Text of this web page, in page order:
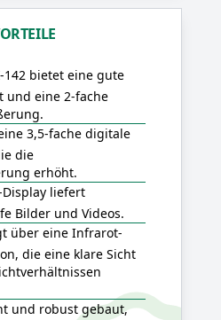
142 bietet eine gute
und eine 2-fache
3,5-fache digitale
die
erhöht.
Display liefert
Bilder und Videos.
über eine Infrarot-
die eine klare Sicht
und robust gebaut,